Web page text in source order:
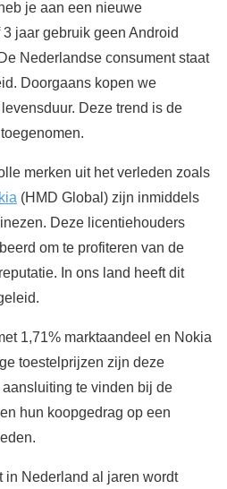
je aan een nieuwe
jaar gebruik geen Android
Nederlandse consument staat
Doorgaans kopen we
Deze trend is de
merken uit het verleden zoals
(HMD Global) zijn inmiddels
Deze licentiehouders
om te profiteren van de
In ons land heeft dit
1,71% marktaandeel en Nokia
toestelprijzen zijn deze
te vinden bij de
hun koopgedrag op een
in Nederland al jaren wordt